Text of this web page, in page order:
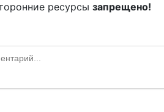
ресурсы запрещено!